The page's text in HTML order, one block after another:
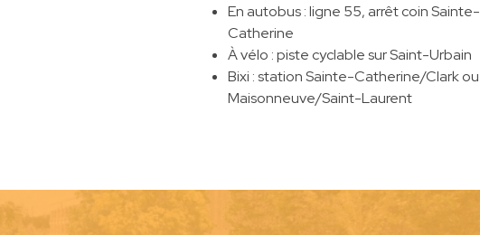
En autobus : ligne 55, arrêt coin Sainte-
Catherine
À vélo : piste cyclable sur Saint-Urbain
Bixi : station Sainte-Catherine/Clark ou
Maisonneuve/Saint-Laurent